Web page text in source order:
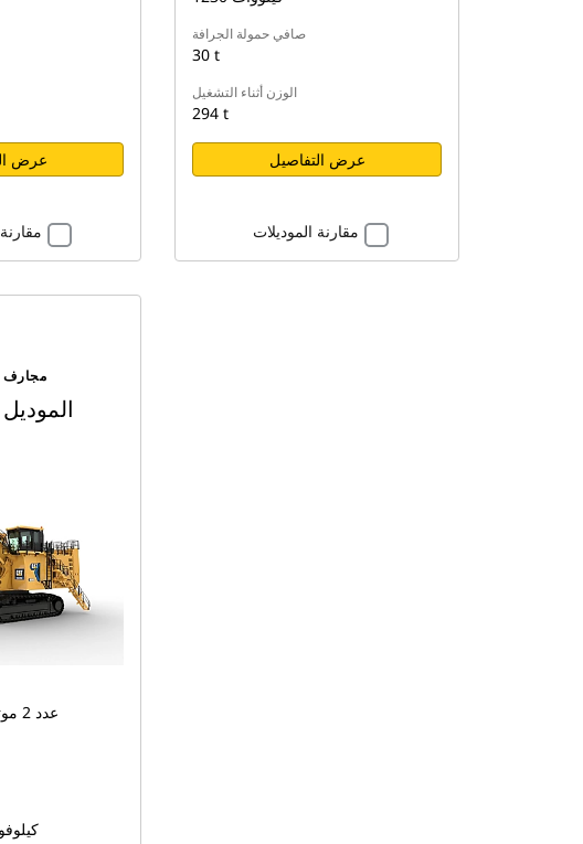
عرض
صافي حمولة الجرافة
30 t
الوزن أثناء التشغيل
294 t
عرض التفاصيل
مقارنة الموديلات
مجارف
الموديل 6060 الكهربي
عدد 2 موتور حثّي بقفص دوّار
6,0